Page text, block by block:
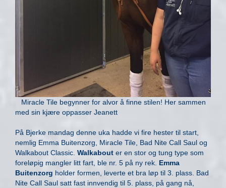
Miracle Tile begynner for alvor å finne stilen! Her sammen
med sin kjære oppasser Jeanett
På Bjerke mandag denne uka hadde vi fire hester til start,
nemlig Emma Buitenzorg, Miracle Tile, Bad Nite Call Saul og
Walkabout Classic. Walkabout er en stor og tung type som
foreløpig mangler litt fart, ble nr. 5 på ny rek. Emma
Buitenzorg holder formen, leverte et bra løp til 3. plass. Bad
Nite Call Saul satt fast innvendig til 5. plass, på gang nå,